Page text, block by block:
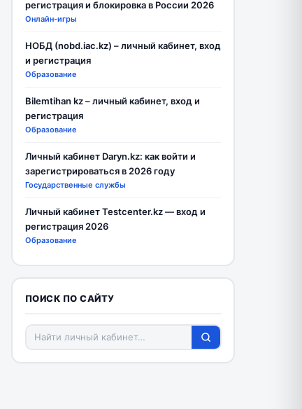
регистрация и блокировка в России 2026
Онлайн-игры
НОБД (nobd.iac.kz) – личный кабинет, вход
и регистрация
Образование
Bilemtihan kz – личный кабинет, вход и
регистрация
Образование
Личный кабинет Daryn.kz: как войти и
зарегистрироваться в 2026 году
Государственные службы
Личный кабинет Testcenter.kz — вход и
регистрация 2026
Образование
ПОИСК ПО САЙТУ